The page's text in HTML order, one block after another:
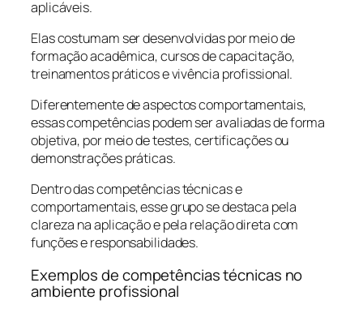
aplicáveis.
Elas costumam ser desenvolvidas por meio de
formação acadêmica, cursos de capacitação,
treinamentos práticos e vivência profissional.
Diferentemente de aspectos comportamentais,
essas competências podem ser avaliadas de forma
objetiva, por meio de testes, certificações ou
demonstrações práticas.
Dentro das competências técnicas e
comportamentais, esse grupo se destaca pela
clareza na aplicação e pela relação direta com
funções e responsabilidades.
Exemplos de competências técnicas no
ambiente profissional